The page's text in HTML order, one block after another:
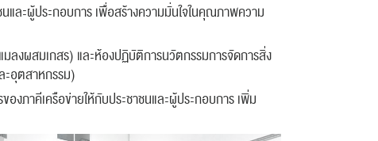
และผู้ประกอบการเพื่อสร้างความมั่นใจในคุณภาพความ
ลงผสมเกสร) และห้องปฏิบัติการนวัตกรรมการจัดการสิ่ง
ะอุตสาหกรรม)
งภาคีเครือข่ายให้กับประชาชนและผู้ประกอบการ เพิ่ม